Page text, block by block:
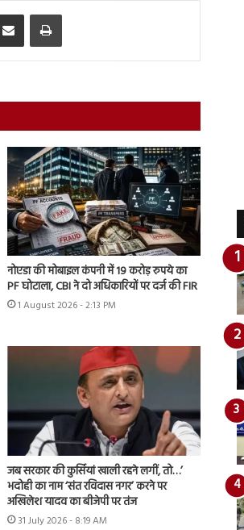
Share via Email Print
नोएडा की मोबाइल कंपनी में 19 करोड़ रुपये का
PF घोटाला, CBI ने दो अधिकारियों पर दर्ज की FIR
1 August 2026 - 2:13 PM
जब सरकार की कुर्सियां खाली रहने लगीं, तो…’
भदोही का नाम ‘संत रविदास नगर’ करने पर
अखिलेश यादव का बीजेपी पर तंज
31 July 2026 - 8:19 AM